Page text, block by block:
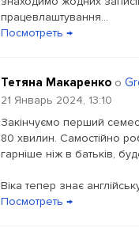
працевлаштування...
Посмотреть →
Тетяна Макаренко о
21 Январь 2024, 13:10
Закінчуємо перший
80 хвилин. Самостійно
гарніше ніж в батьків,
Віка тепер знає
Посмотреть →